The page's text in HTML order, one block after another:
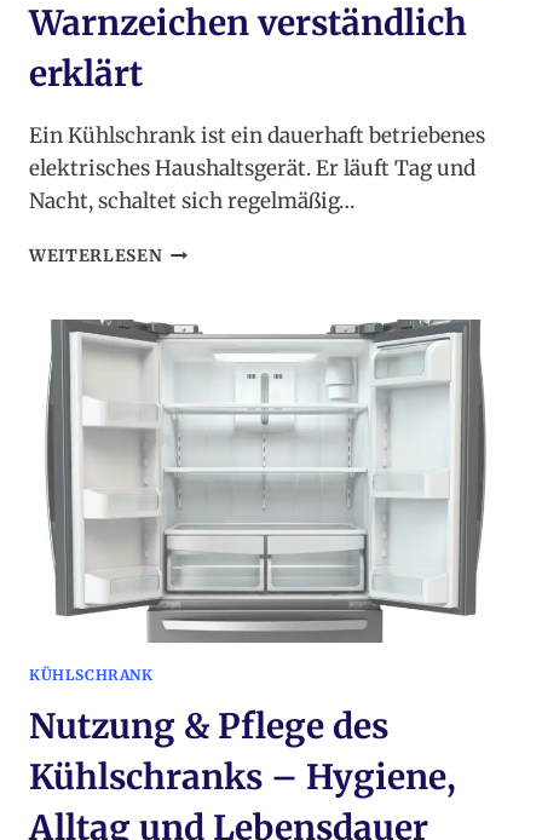
Warnzeichen verständlich
erklärt
Ein Kühlschrank ist ein dauerhaft betriebenes
elektrisches Haushaltsgerät. Er läuft Tag und
Nacht, schaltet sich regelmäßig…
WEITERLESEN SICHERHEIT
BEIM
KÜHLSCHRANK
RISIKEN
UND
WARNZEICHEN
VERSTÄNDLICH
ERKLÄRT
KÜHLSCHRANK
Nutzung & Pflege des
Kühlschranks – Hygiene,
Alltag und Lebensdauer